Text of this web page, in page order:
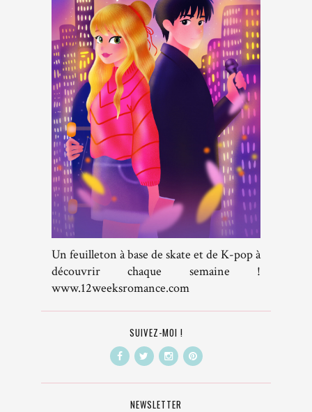
Un feuilleton à base de skate et de K-pop à
découvrir chaque semaine !
www.12weeksromance.com
SUIVEZ-MOI !
NEWSLETTER